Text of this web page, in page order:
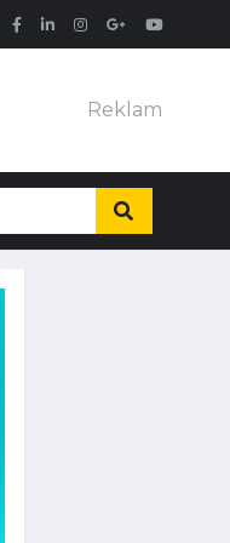
Reklam